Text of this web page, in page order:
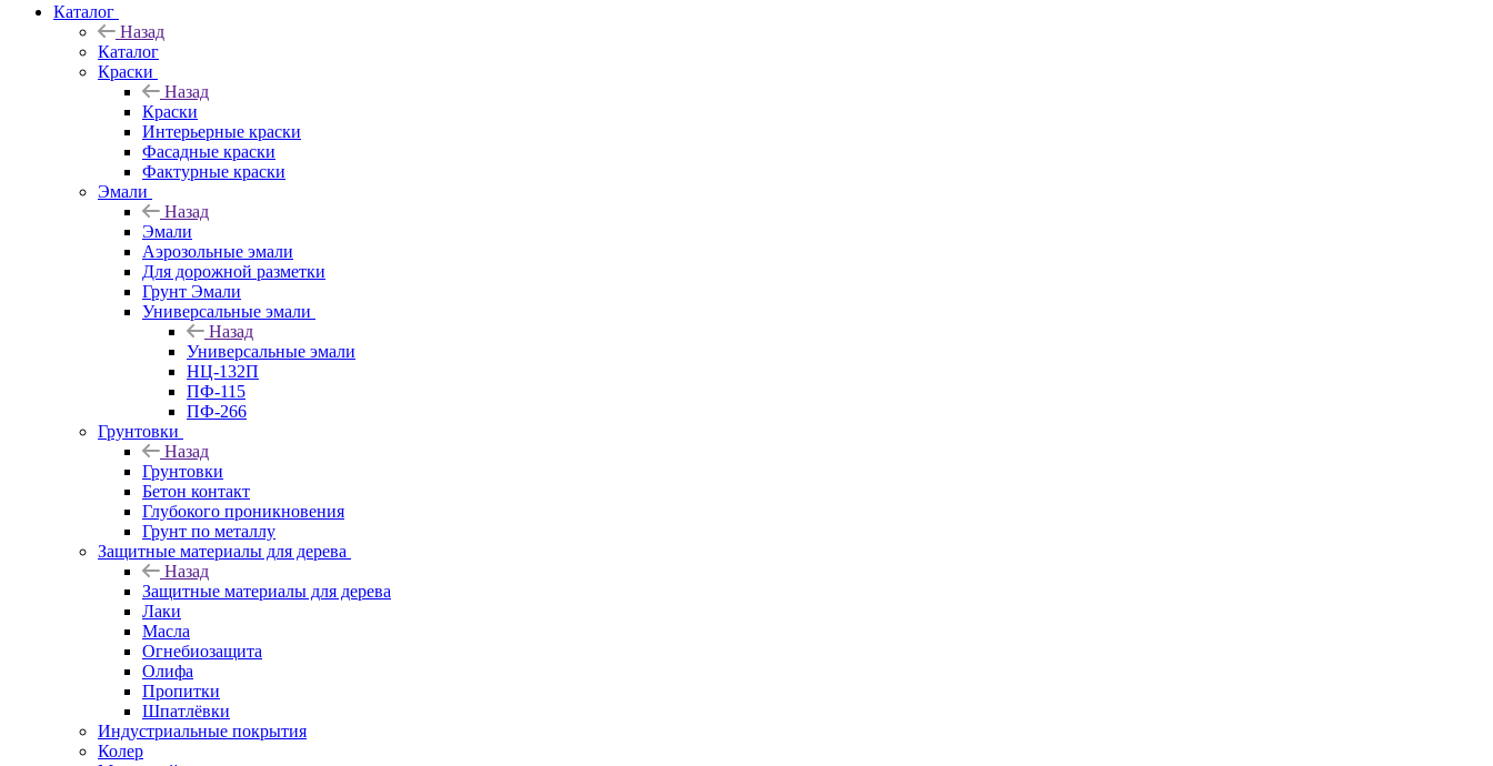
Каталог
Назад
Каталог
Краски
Назад
Краски
Интерьерные краски
Фасадные краски
Фактурные краски
Эмали
Назад
Эмали
Аэрозольные эмали
Для дорожной разметки
Грунт Эмали
Универсальные эмали
Назад
Универсальные эмали
НЦ-132П
ПФ-115
ПФ-266
Грунтовки
Назад
Грунтовки
Бетон контакт
Глубокого проникновения
Грунт по металлу
Защитные материалы для дерева
Назад
Защитные материалы для дерева
Лаки
Масла
Огнебиозащита
Олифа
Пропитки
Шпатлёвки
Индустриальные покрытия
Колер